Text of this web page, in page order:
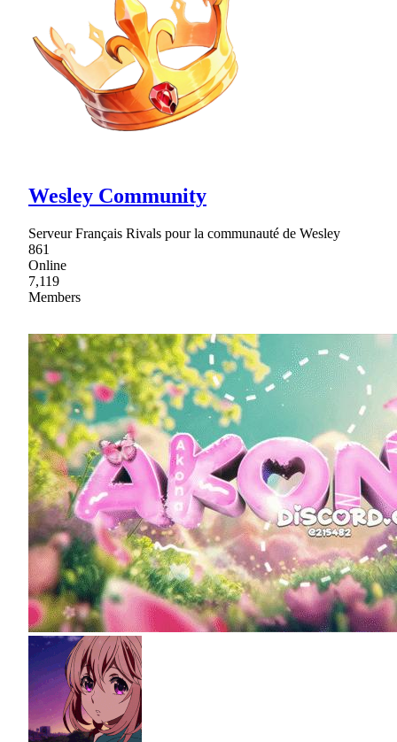
Wesley Community
Serveur Français Rivals pour la communauté de Wesley
861
Online
7,119
Members